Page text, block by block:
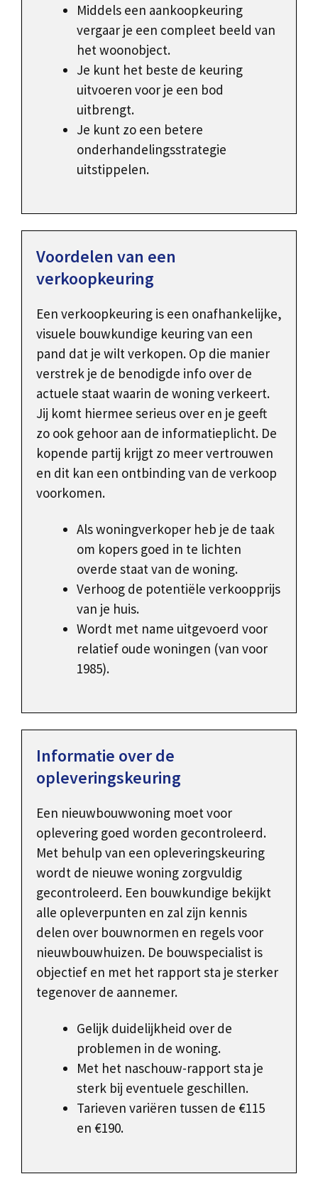
Middels een aankoopkeuring
vergaar je een compleet beeld van
het woonobject.
Je kunt het beste de keuring
uitvoeren voor je een bod
uitbrengt.
Je kunt zo een betere
onderhandelingsstrategie
uitstippelen.
Voordelen van een
verkoopkeuring
Een verkoopkeuring is een onafhankelijke,
visuele bouwkundige keuring van een
pand dat je wilt verkopen. Op die manier
verstrek je de benodigde info over de
actuele staat waarin de woning verkeert.
Jij komt hiermee serieus over en je geeft
zo ook gehoor aan de informatieplicht. De
kopende partij krijgt zo meer vertrouwen
en dit kan een ontbinding van de verkoop
voorkomen.
Als woningverkoper heb je de taak
om kopers goed in te lichten
overde staat van de woning.
Verhoog de potentiële verkoopprijs
van je huis.
Wordt met name uitgevoerd voor
relatief oude woningen (van voor
1985).
Informatie over de
opleveringskeuring
Een nieuwbouwwoning moet voor
oplevering goed worden gecontroleerd.
Met behulp van een opleveringskeuring
wordt de nieuwe woning zorgvuldig
gecontroleerd. Een bouwkundige bekijkt
alle opleverpunten en zal zijn kennis
delen over bouwnormen en regels voor
nieuwbouwhuizen. De bouwspecialist is
objectief en met het rapport sta je sterker
tegenover de aannemer.
Gelijk duidelijkheid over de
problemen in de woning.
Met het naschouw-rapport sta je
sterk bij eventuele geschillen.
Tarieven variëren tussen de €115
en €190.